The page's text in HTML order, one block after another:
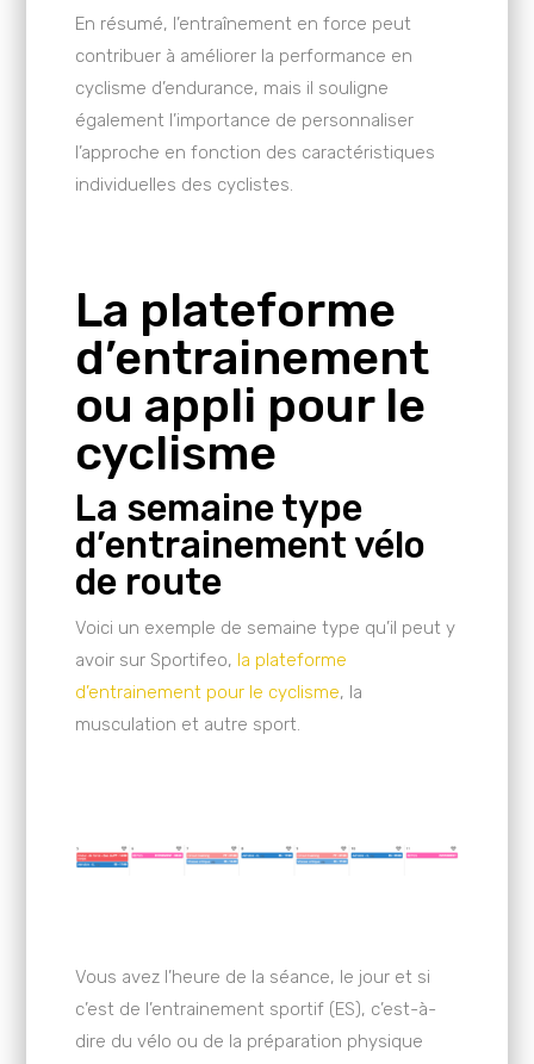
En résumé, l’entraînement en force peut
contribuer à améliorer la performance en
cyclisme d’endurance, mais il souligne
également l’importance de personnaliser
l’approche en fonction des caractéristiques
individuelles des cyclistes.
La plateforme
d’entrainement
ou appli pour le
cyclisme
La semaine type
d’entrainement vélo
de route
Voici un exemple de semaine type qu’il peut y
avoir sur Sportifeo, la plateforme
d’entrainement pour le cyclisme, la
musculation et autre sport.
Vous avez l’heure de la séance, le jour et si
c’est de l’entrainement sportif (ES), c’est-à-
dire du vélo ou de la préparation physique